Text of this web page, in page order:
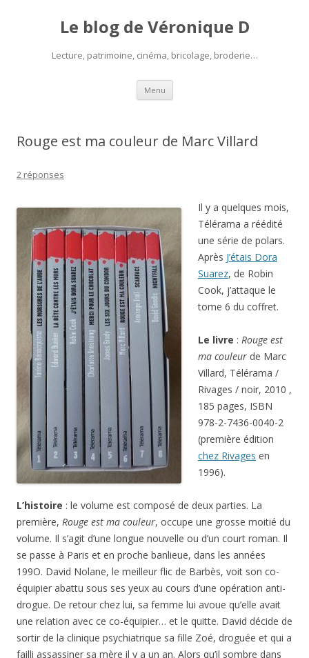
Le blog de Véronique D
Lecture, patrimoine, cinéma, bricolage, broderie…
Menu Aller
contenu
Rouge est ma couleur de Marc Villard
2 réponses
Il y a quelques mois,
Télérama a réédité
une série de polars.
Après J’étais Dora
Suarez, de Robin
Cook, j’attaque le
tome 6 du coffret.
Le livre : Rouge est
ma couleur de Marc
Villard, Télérama /
Rivages / noir, 2010 ,
185 pages, ISBN
978-2-7436-0040-2
(première édition
chez Rivages en
1996).
L’histoire : le volume est composé de deux parties. La
première, Rouge est ma couleur, occupe une grosse moitié du
volume. Il s’agit d’une longue nouvelle ou d’un court roman. Il
se passe à Paris et en proche banlieue, dans les années
199O. David Nolane, le meilleur flic de Barbès, voit son co-
équipier abattu sous ses yeux au cours d’une opération anti-
drogue. De retour chez lui, sa femme lui avoue qu’elle avait
une relation avec ce co-équipier… et le quitte. David décide de
sortir de la clinique psychiatrique sa fille Zoé, droguée et qui a
failli assassiner sa mère il y a un an. Alors qu’il sombre dans